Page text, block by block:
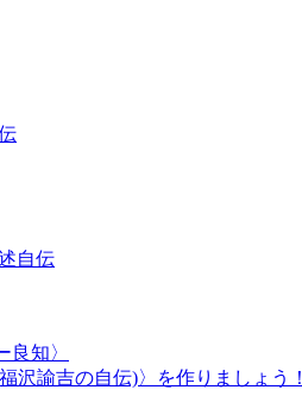
自伝
良知〉
沢諭吉の自伝)〉を作りましょう！